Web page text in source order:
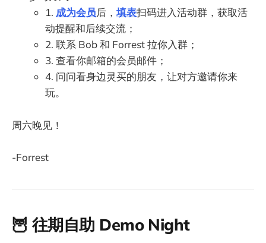
1. 成为会员后， 填表扫码进入活动群，获取活
动提醒和后续交流；
2. 联系 Bob 和 Forrest 拉你入群；
3. 查看你邮箱的会员邮件；
4. 问问看身边灵买的朋友，让对方邀请你来
玩。
周六晚见！
-Forrest
🦉 往期自助 Demo Night